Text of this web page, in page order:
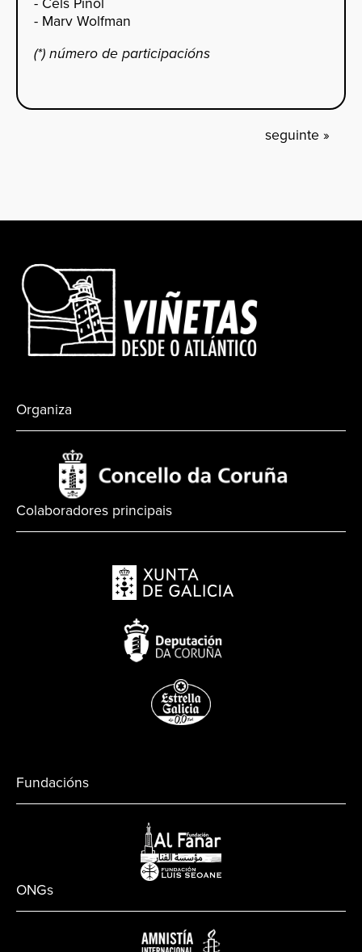
- Marv Wolfman
(*) número de participacións
seguinte »
Organiza
Colaboradores principais
Fundacións
ONGs